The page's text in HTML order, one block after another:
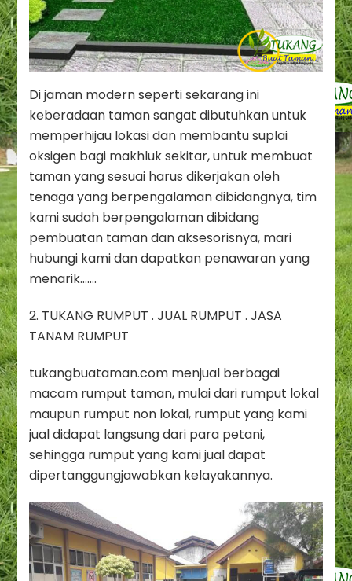
Di jaman modern seperti sekarang ini
keberadaan taman sangat dibutuhkan untuk
memperhijau lokasi dan membantu suplai
oksigen bagi makhluk sekitar, untuk membuat
taman yang sesuai harus dikerjakan oleh
tenaga yang berpengalaman dibidangnya, tim
kami sudah berpengalaman dibidang
pembuatan taman dan aksesorisnya, mari
hubungi kami dan dapatkan penawaran yang
menarik…….
2. TUKANG RUMPUT . JUAL RUMPUT . JASA
TANAM RUMPUT
tukangbuataman.com menjual berbagai
macam rumput taman, mulai dari rumput lokal
maupun rumput non lokal, rumput yang kami
jual didapat langsung dari para petani,
sehingga rumput yang kami jual dapat
dipertanggungjawabkan kelayakannya.